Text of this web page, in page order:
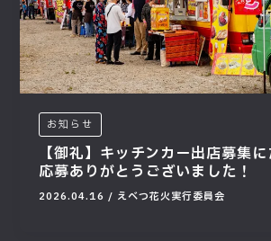
お知らせ
【御礼】キッチンカー出店募集
応募ありがとうございました！
2026.04.16 / えべつ花火実行委員会